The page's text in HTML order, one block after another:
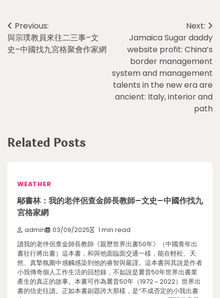
Post
navigation
Previous:
與宗璞教員來往二三事–文
史–中國找九宮格聚會作家網
Next:
Jamaica Sugar daddy
website profit: China’s
border management
system and management
talents in the new era are
ancient: Italy, interior and
path
Related Posts
WEATHER
鄔書林：我的老伴侶查金師長教師–文史–中國作找九
宮格家網
admin 03/09/2025 1 min read
讀我的老伴侶查金師長教師《親歷世界出書50年》（中國青年出
書社行將出書）這本書，和與他面臨面交通一樣，能在輕松、天
然、真摯氛圍中感觸感染到他的睿智與嚴謹。這本書與其說是作者
小我傳奇個人工作生活的回想錄，不如說是曩昔50年世界出書業
產生的真正的故事。本書可作為曩昔50年（1972～2022）世界出
書的信史往讀。正如本書副題誇大那樣，是“不成否定的小我出書